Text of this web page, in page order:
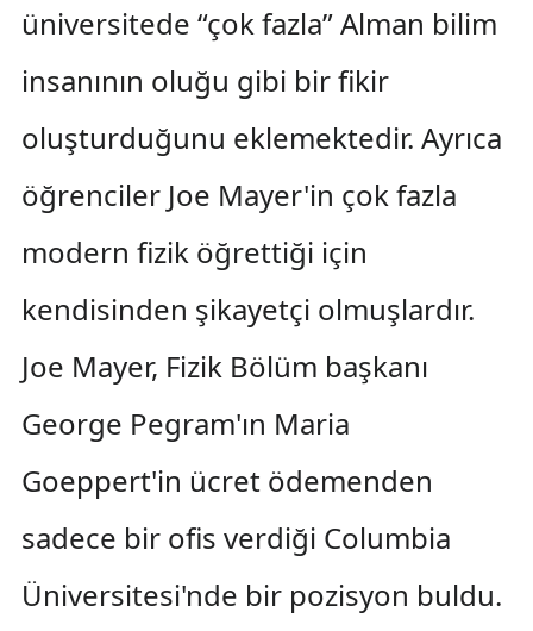
üniversitede “çok fazla” Alman bilim
insanının oluğu gibi bir fikir
oluşturduğunu eklemektedir. Ayrıca
öğrenciler Joe Mayer'in çok fazla
modern fizik öğrettiği için
kendisinden şikayetçi olmuşlardır.
Joe Mayer, Fizik Bölüm başkanı
George Pegram'ın Maria
Goeppert'in ücret ödemenden
sadece bir ofis verdiği Columbia
Üniversitesi'nde bir pozisyon buldu.